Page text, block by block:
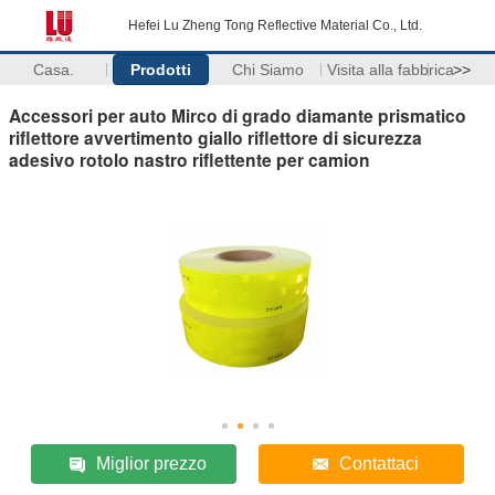
Hefei Lu Zheng Tong Reflective Material Co., Ltd.
Casa. Prodotti Chi Siamo Visita alla fabbrica>>
Accessori per auto Mirco di grado diamante prismatico
riflettore avvertimento giallo riflettore di sicurezza
adesivo rotolo nastro riflettente per camion
Miglior prezzo Contattaci